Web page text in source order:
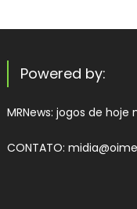
Powered by:
MRNews: jogos de hoje
CONTATO: